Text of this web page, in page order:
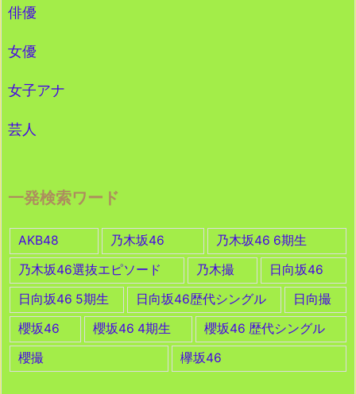
俳優
女優
女子アナ
芸人
一発検索ワード
AKB48 乃木坂46
乃木坂46 6期生
乃木坂46選抜エピソード
乃木撮
日向坂46
日向坂46 5期生
日向坂46歴代シングル
日向撮
櫻坂46
櫻坂46 4期生
櫻坂46 歴代シングル
櫻撮
欅坂46